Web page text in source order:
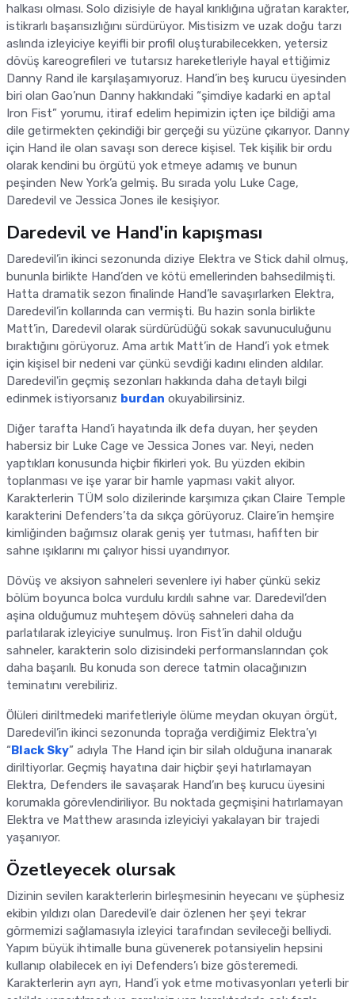
halkası olması. Solo dizisiyle de hayal kırıklığına uğratan karakter,
istikrarlı başarısızlığını sürdürüyor. Mistisizm ve uzak doğu tarzı
aslında izleyiciye keyifli bir profil oluşturabilecekken, yetersiz
dövüş kareogrefileri ve tutarsız hareketleriyle hayal ettiğimiz
Danny Rand ile karşılaşamıyoruz. Hand’in beş kurucu üyesinden
biri olan Gao’nun Danny hakkındaki “şimdiye kadarki en aptal
Iron Fist” yorumu, itiraf edelim hepimizin içten içe bildiği ama
dile getirmekten çekindiği bir gerçeği su yüzüne çıkarıyor. Danny
için Hand ile olan savaşı son derece kişisel. Tek kişilik bir ordu
olarak kendini bu örgütü yok etmeye adamış ve bunun
peşinden New York’a gelmiş. Bu sırada yolu Luke Cage,
Daredevil ve Jessica Jones ile kesişiyor.
Daredevil ve Hand'in kapışması
Daredevil’in ikinci sezonunda diziye Elektra ve Stick dahil olmuş,
bununla birlikte Hand’den ve kötü emellerinden bahsedilmişti.
Hatta dramatik sezon finalinde Hand’le savaşırlarken Elektra,
Daredevil’in kollarında can vermişti. Bu hazin sonla birlikte
Matt’in, Daredevil olarak sürdürüdüğü sokak savunuculuğunu
bıraktığını görüyoruz. Ama artık Matt’in de Hand’i yok etmek
için kişisel bir nedeni var çünkü sevdiği kadını elinden aldılar.
Daredevil'in geçmiş sezonları hakkında daha detaylı bilgi
edinmek istiyorsanız burdan okuyabilirsiniz.
Diğer tarafta Hand’i hayatında ilk defa duyan, her şeyden
habersiz bir Luke Cage ve Jessica Jones var. Neyi, neden
yaptıkları konusunda hiçbir fikirleri yok. Bu yüzden ekibin
toplanması ve işe yarar bir hamle yapması vakit alıyor.
Karakterlerin TÜM solo dizilerinde karşımıza çıkan Claire Temple
karakterini Defenders’ta da sıkça görüyoruz. Claire’in hemşire
kimliğinden bağımsız olarak geniş yer tutması, hafiften bir
sahne ışıklarını mı çalıyor hissi uyandırıyor.
Dövüş ve aksiyon sahneleri sevenlere iyi haber çünkü sekiz
bölüm boyunca bolca vurdulu kırdılı sahne var. Daredevil’den
aşina olduğumuz muhteşem dövüş sahneleri daha da
parlatılarak izleyiciye sunulmuş. Iron Fist’in dahil olduğu
sahneler, karakterin solo dizisindeki performanslarından çok
daha başarılı. Bu konuda son derece tatmin olacağınızın
teminatını verebiliriz.
Ölüleri diriltmedeki marifetleriyle ölüme meydan okuyan örgüt,
Daredevil’in ikinci sezonunda toprağa verdiğimiz Elektra’yı
“ Black Sky” adıyla The Hand için bir silah olduğuna inanarak
diriltiyorlar. Geçmiş hayatına dair hiçbir şeyi hatırlamayan
Elektra, Defenders ile savaşarak Hand’ın beş kurucu üyesini
korumakla görevlendiriliyor. Bu noktada geçmişini hatırlamayan
Elektra ve Matthew arasında izleyiciyi yakalayan bir trajedi
yaşanıyor.
Özetleyecek olursak
Dizinin sevilen karakterlerin birleşmesinin heyecanı ve şüphesiz
ekibin yıldızı olan Daredevil’e dair özlenen her şeyi tekrar
görmemizi sağlamasıyla izleyici tarafından sevileceği belliydi.
Yapım büyük ihtimalle buna güvenerek potansiyelin hepsini
kullanıp olabilecek en iyi Defenders’ı bize gösteremedi.
Karakterlerin ayrı ayrı, Hand’i yok etme motivasyonları yeterli bir